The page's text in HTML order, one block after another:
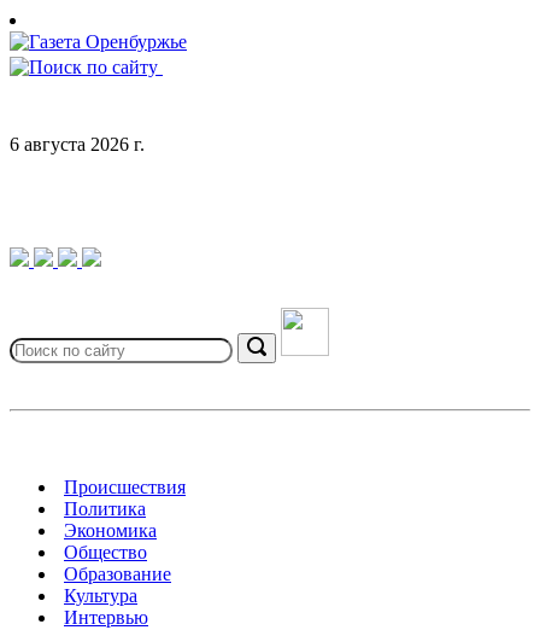
Skip
to
content
6 августа 2026 г.
for:
Search
Происшествия
Политика
Экономика
Общество
Образование
Культура
Интервью